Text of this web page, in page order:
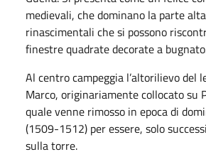
medievali, che dominano la parte
rinascimentali che si possono
finestre quadrate decorate a
Al centro campeggia l’altorilievo del
Marco, originariamente collocato su
quale venne rimosso in epoca di
(1509-1512) per essere, solo
sulla torre.